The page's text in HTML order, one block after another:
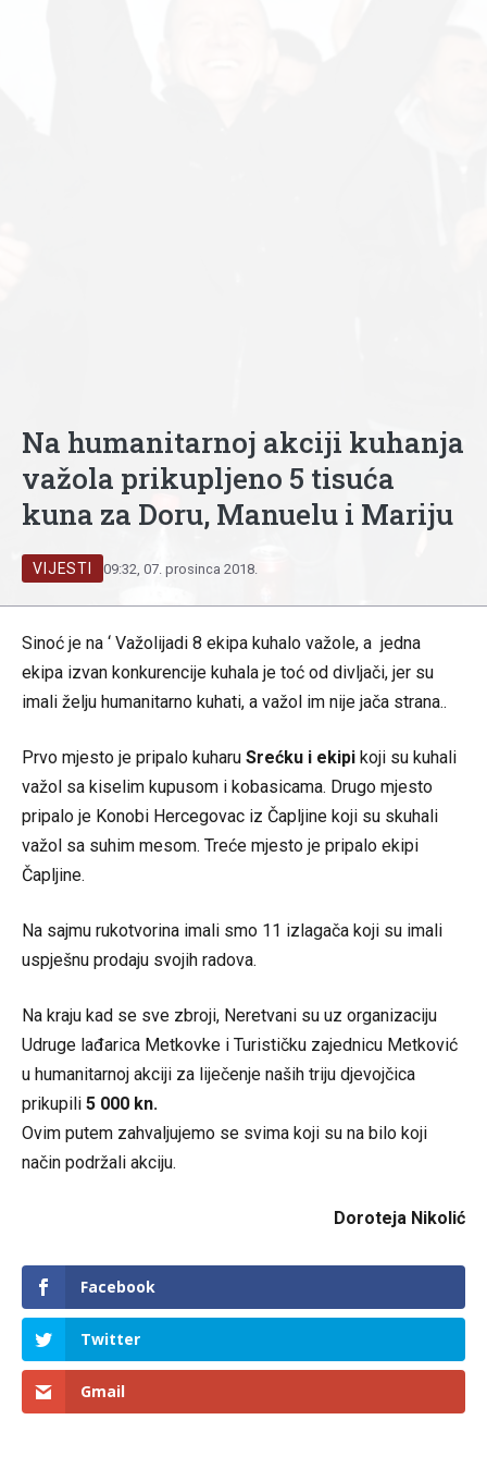
Na humanitarnoj akciji kuhanja
važola prikupljeno 5 tisuća
kuna za Doru, Manuelu i Mariju
VIJESTI 09:32, 07. prosinca 2018.
Sinoć je na ‘ Važolijadi 8 ekipa kuhalo važole, a jedna
ekipa izvan konkurencije kuhala je toć od divljači, jer su
imali želju humanitarno kuhati, a važol im nije jača strana..
Prvo mjesto je pripalo kuharu Srećku i ekipi koji su kuhali
važol sa kiselim kupusom i kobasicama. Drugo mjesto
pripalo je Konobi Hercegovac iz Čapljine koji su skuhali
važol sa suhim mesom. Treće mjesto je pripalo ekipi
Čapljine.
Na sajmu rukotvorina imali smo 11 izlagača koji su imali
uspješnu prodaju svojih radova.
Na kraju kad se sve zbroji, Neretvani su uz organizaciju
Udruge lađarica Metkovke i Turističku zajednicu Metković
u humanitarnoj akciji za liječenje naših triju djevojčica
prikupili 5 000 kn.
Ovim putem zahvaljujemo se svima koji su na bilo koji
način podržali akciju.
Doroteja Nikolić
Facebook
Twitter
Gmail